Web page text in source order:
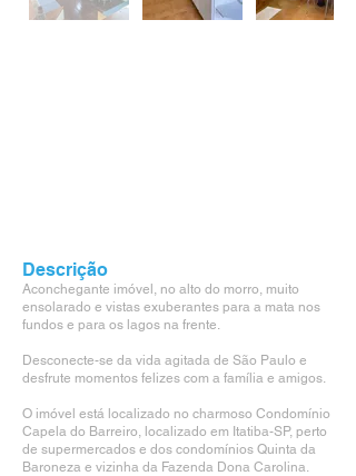
Descrição
Aconchegante imóvel, no alto do morro, muito
ensolarado e vistas exuberantes para a mata nos
fundos e para os lagos na frente.
Desconecte-se da vida agitada de São Paulo e
desfrute momentos felizes com a família e amigos.
O imóvel está localizado no charmoso Condomínio
Capela do Barreiro, localizado em Itatiba-SP, perto
de supermercados e dos condomínios Quinta da
Baroneza e vizinha da Fazenda Dona Carolina.